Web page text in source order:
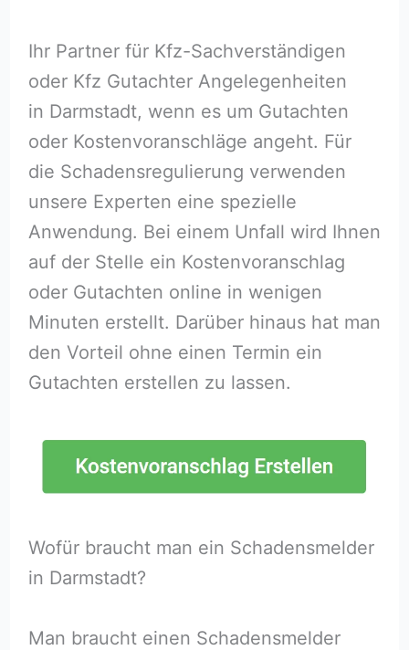
Ihr Partner für Kfz-Sachverständigen
oder Kfz Gutachter Angelegenheiten
in Darmstadt, wenn es um Gutachten
oder Kostenvoranschläge angeht. Für
die Schadensregulierung verwenden
unsere Experten eine spezielle
Anwendung. Bei einem Unfall wird Ihnen
auf der Stelle ein Kostenvoranschlag
oder Gutachten online in wenigen
Minuten erstellt. Darüber hinaus hat man
den Vorteil ohne einen Termin ein
Gutachten erstellen zu lassen.
Wofür braucht man ein Schadensmelder
in Darmstadt?
Man braucht einen Schadensmelder